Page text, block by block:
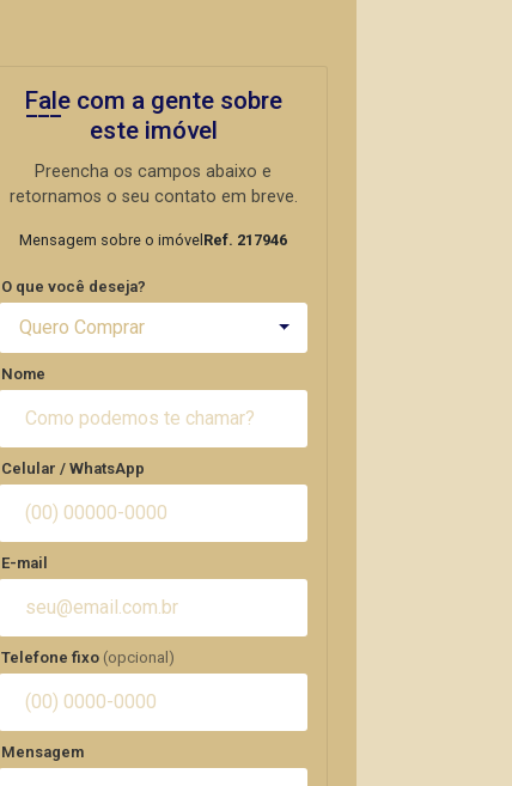
Fale com a gente sobre
este imóvel
Preencha os campos abaixo e
retornamos o seu contato em breve.
Mensagem sobre o imóvel Ref. 217946
O que você deseja?
Quero Comprar
Nome
Celular / WhatsApp
E-mail
Telefone fixo (opcional)
Mensagem